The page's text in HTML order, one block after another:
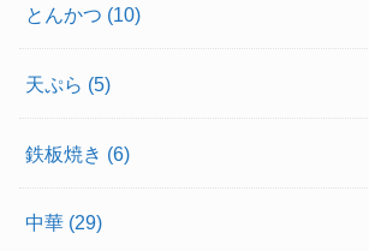
とんかつ (10)
天ぷら (5)
鉄板焼き (6)
中華 (29)